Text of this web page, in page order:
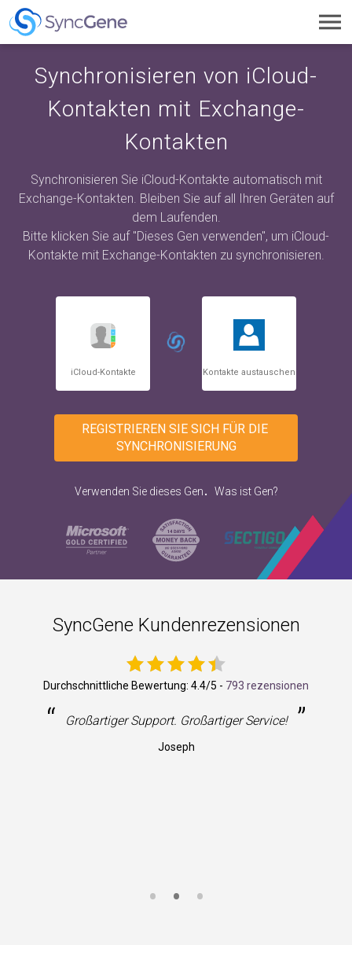
Synchronisieren von iCloud-
Kontakten mit Exchange-
Kontakten
Synchronisieren Sie iCloud-Kontakte automatisch mit
Exchange-Kontakten. Bleiben Sie auf all Ihren Geräten auf
dem Laufenden.
Bitte klicken Sie auf "Dieses Gen verwenden", um iCloud-
Kontakte mit Exchange-Kontakten zu synchronisieren.
iCloud-Kontakte Kontakte austauschen
REGISTRIEREN SIE SICH FÜR DIE
SYNCHRONISIERUNG
Verwenden Sie dieses Gen. Was ist Gen?
SyncGene Kundenrezensionen
Durchschnittliche Bewertung: 4.4/5 - 793 rezensionen
“ Großartiger Support. Großartiger Service! ”
Joseph